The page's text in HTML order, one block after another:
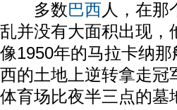
多数巴西 人，在那
乱并没有大面积出现，
像1950年的马拉卡纳
西的土地上逆转拿走冠
体育场比夜半三点的墓